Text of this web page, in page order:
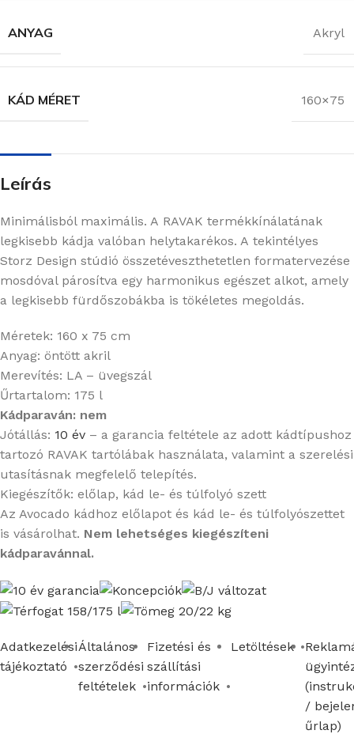
ANYAG Akryl
KÁD MÉRET 160×75
Leírás
Minimálisból maximális. A RAVAK termékkínálatának
legkisebb kádja valóban helytakarékos. A tekintélyes
Storz Design stúdió összetéveszthetetlen formatervezése
mosdóval párosítva egy harmonikus egészet alkot, amely
a legkisebb fürdőszobákba is tökéletes megoldás.
Méretek: 160 x 75 cm
Anyag: öntött akril
Merevítés: LA – üvegszál
Űrtartalom: 175 l
Kádparaván: nem
Jótállás: 10 év – a garancia feltétele az adott kádtípushoz
tartozó RAVAK tartólábak használata, valamint a szerelési
utasításnak megfelelő telepítés.
Kiegészítők: előlap, kád le- és túlfolyó szett
Az Avocado kádhoz előlapot és kád le- és túlfolyószettet
is vásárolhat. Nem lehetséges kiegészíteni
kádparavánnal.
Adatkezelési
tájékoztató
Általános
szerződési
feltételek
Fizetési és
szállítási
információk
Letöltések
/
űrlap)